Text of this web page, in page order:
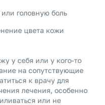
головную боль
цвета кожи
у себя или у кого-то
на сопутствующие
к врачу для
лечения, особенно
или не